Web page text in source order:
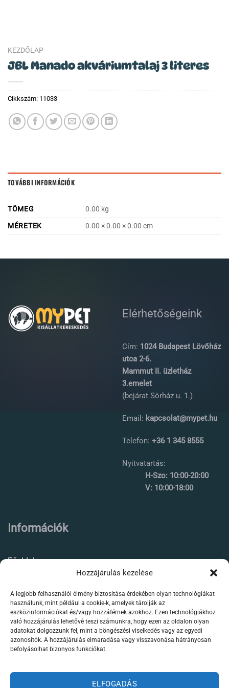
Hozzájárulás kezelése
A legjobb felhasználói élmény biztosítása érdekében olyan technológiákat
használunk, mint például a cookie-k, amelyek tárolják az
eszközinformációkat és/vagy hozzáférnek azokhoz. Ezen technológiákhoz
való hozzájárulás lehetővé teszi számunkra, hogy ezen az oldalon olyan
adatokat dolgozzunk fel, mint a böngészési viselkedés vagy az egyedi
azonosítók. A hozzájárulás elmaradása vagy visszavonása hátrányosan
befolyásolhat bizonyos funkciókat.
ELFOGADÁS
KEZDŐLAP
JBL Manado akváriumtalaj 3 literes
Cikkszám: 11033
TOVÁBBI INFORMÁCIÓK
TÖMEG
0.00 kg
MÉRETEK
0.00 × 0.00 × 0.00 cm
Elérhetőségeink
Cím: 1024 Budapest Lövőház
utca 2-6.
Mammut II. üzletház
3.emelet
(bejárat Sörház u. 1.)
Email: kapcsolat@mypet.hu
Telefon: +36 1 345 8555
Nyitvatartás:
H-Szo: 10:00-20:00
V: 10:00-18:00
Információk
Főoldal
Élőállat kereskedés
Forgalmazott termékeink
Szaktanácsadás /
Kapcsolat